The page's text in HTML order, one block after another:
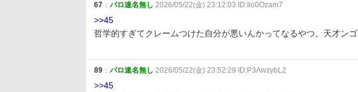
67 ： パロ速名無し 2026/05/22(金) 23:12:03 ID:Iio0Ozam7
>>45
哲学的すぎてクレームつけた自分が悪いんかってなるやつ。天才ンゴ
89 ： パロ速名無し 2026/05/22(金) 23:52:29 ID:P3AwzybL2
>>45